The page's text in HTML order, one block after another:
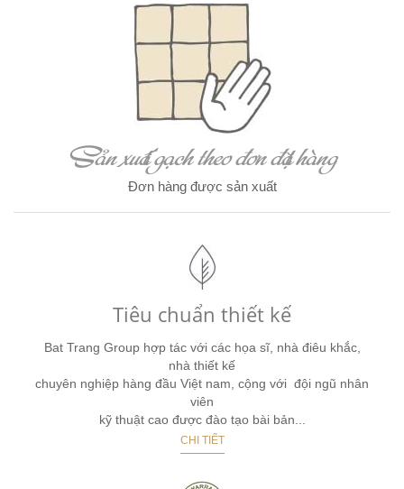
Sản xuất gạch theo đơn đặt hàng
Đơn hàng được sản xuất
Tiêu chuẩn thiết kế
Bat Trang Group hợp tác với các họa sĩ, nhà điêu khắc,
nhà thiết kế
chuyên nghiệp hàng đầu Việt nam, cộng với đội ngũ nhân
viên
kỹ thuật cao được đào tạo bài bản...
CHI TIẾT